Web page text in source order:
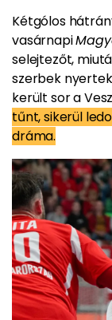
Kétgólos
vasárnapi
selejtezőt,
szerbek
került sor a
tűnt, sikerül
dráma.